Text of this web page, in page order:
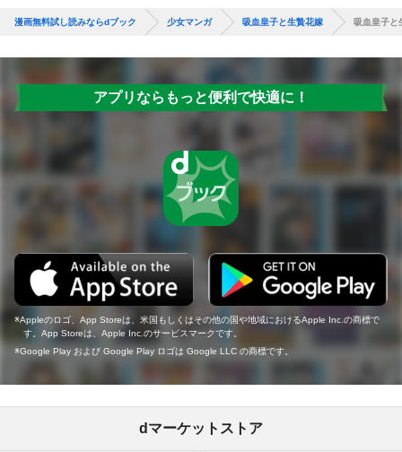
漫画無料試し読みならdブック 少女マンガ 吸血皇子と生贄花嫁 吸血皇子と
アプリならもっと便利で快適に！
Appleのロゴ、App Storeは、米国もしくはその他の国や地域におけるApple Inc.の商標で
す。App Storeは、Apple Inc.のサービスマークです。
Google Play および Google Play ロゴは Google LLC の商標です。
dマーケットストア